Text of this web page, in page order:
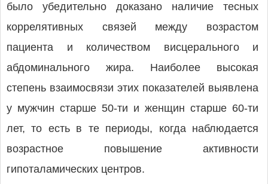
было убедительно доказано наличие тесных
коррелятивных связей между возрастом
пациента и количеством висцерального и
абдоминального жира. Наиболее высокая
степень взаимосвязи этих показателей выявлена
у мужчин старше 50-ти и женщин старше 60-ти
лет, то есть в те периоды, когда наблюдается
возрастное повышение активности
гипоталамических центров.